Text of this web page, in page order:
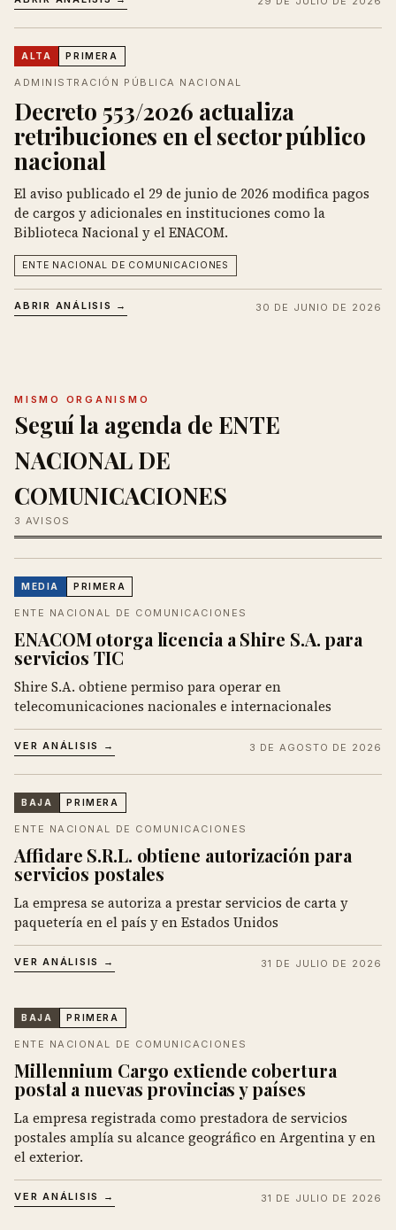
ALTA PRIMERA
ADMINISTRACIÓN PÚBLICA NACIONAL
Decreto 553/2026 actualiza
retribuciones en el sector público
nacional
El aviso publicado el 29 de junio de 2026 modifica pagos
de cargos y adicionales en instituciones como la
Biblioteca Nacional y el ENACOM.
ENTE NACIONAL DE COMUNICACIONES
ABRIR ANÁLISIS → 30 DE JUNIO DE 2026
MISMO ORGANISMO
Seguí la agenda de ENTE
NACIONAL DE
COMUNICACIONES
3 AVISOS
MEDIA PRIMERA
ENTE NACIONAL DE COMUNICACIONES
ENACOM otorga licencia a Shire S.A. para
servicios TIC
Shire S.A. obtiene permiso para operar en
telecomunicaciones nacionales e internacionales
VER ANÁLISIS → 3 DE AGOSTO DE 2026
BAJA PRIMERA
ENTE NACIONAL DE COMUNICACIONES
Affidare S.R.L. obtiene autorización para
servicios postales
La empresa se autoriza a prestar servicios de carta y
paquetería en el país y en Estados Unidos
VER ANÁLISIS → 31 DE JULIO DE 2026
BAJA PRIMERA
ENTE NACIONAL DE COMUNICACIONES
Millennium Cargo extiende cobertura
postal a nuevas provincias y países
La empresa registrada como prestadora de servicios
postales amplía su alcance geográfico en Argentina y en
el exterior.
VER ANÁLISIS → 31 DE JULIO DE 2026